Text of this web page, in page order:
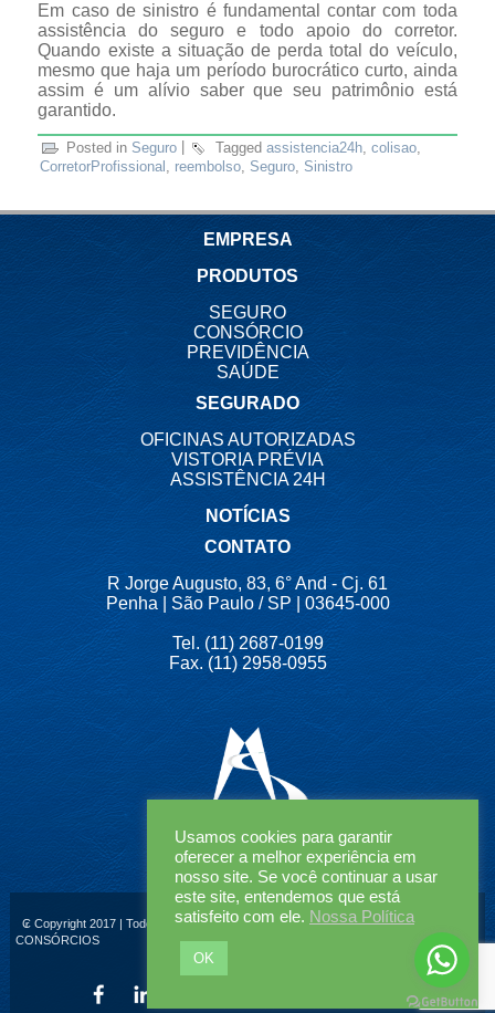
Em caso de sinistro é fundamental contar com toda
assistência do seguro e todo apoio do corretor.
Quando existe a situação de perda total do veículo,
mesmo que haja um período burocrático curto, ainda
assim é um alívio saber que seu patrimônio está
garantido.
Posted in Seguro Tagged assistencia24h ,colisao
CorretorProfissional , reembolso, Seguro, Sinistro
EMPRESA
PRODUTOS
SEGURO
CONSÓRCIO
PREVIDÊNCIA
SAÚDE
SEGURADO
OFICINAS AUTORIZADAS
VISTORIA PRÉVIA
ASSISTÊNCIA 24H
NOTÍCIAS
CONTATO
R Jorge Augusto, 83, 6° And - Cj. 61
Penha | São Paulo / SP | 03645-000
Tel. (11) 2687-0199
Fax. (11) 2958-0955
₢ Copyright 2017 | Todos os Direitos Reservados | MAJESEG SEGUROS &
CONSÓRCIOS
(11)99993-2188
Usamos cookies para garantir
oferecer a melhor experiência em
nosso site. Se você continuar a usar
este site, entendemos que está
satisfeito com ele. Nossa Política
OK